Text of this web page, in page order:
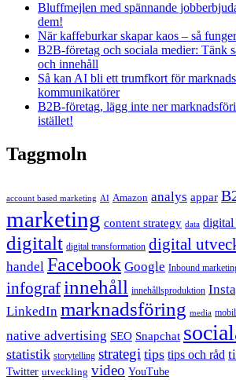
Bluffmejlen med spännande
dem!
När kaffeburkar skapar kaos – så
B2B-företag och sociala medier: Tänk
och innehåll
Så kan AI bli ett trumfkort för
kommunikatörer
B2B-företag, lägg inte ner
istället!
Taggmoln
account based marketing AI Amazon analys appar
marketing content strategy data digital
digitalt digital transformation digital
handel Facebook Google Inbound
infograf innehåll innehållsproduktion
LinkedIn marknadsföring media
native advertising SEO Snapchat
statistik storytelling strategi tips tips och råd
Twitter utveckling video YouTube